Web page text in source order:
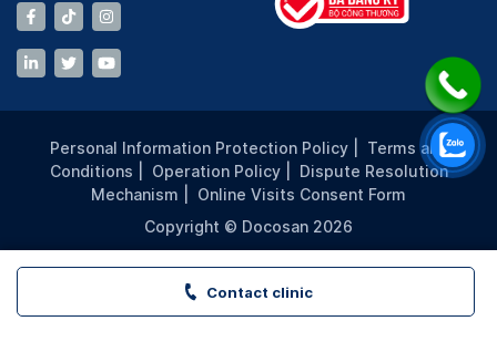
Contact clinic
Personal Information Protection Policy
Terms and
Conditions
Operation Policy
Dispute Resolution
Mechanism
Online Visits Consent Form
Copyright © Docosan 2026